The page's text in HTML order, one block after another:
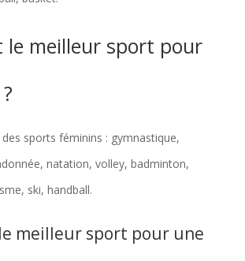
le meilleur sport pour
sports féminins : gymnastique,
natation, volley, badminton,
ski, handball.
meilleur sport pour une